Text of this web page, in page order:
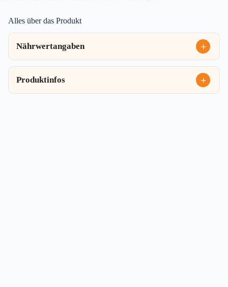
Alles über das Produkt
Nährwertangaben
Produktinfos